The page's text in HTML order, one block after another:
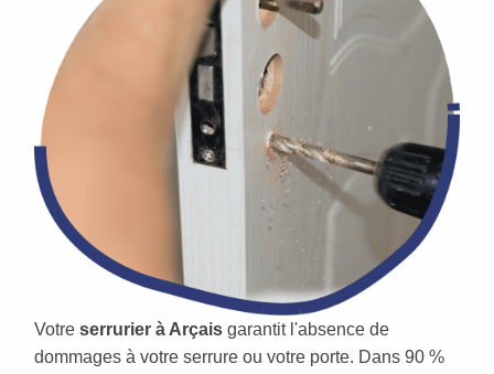
Votre serrurier à Arçais garantit l'absence de
dommages à votre serrure ou votre porte. Dans 90 %